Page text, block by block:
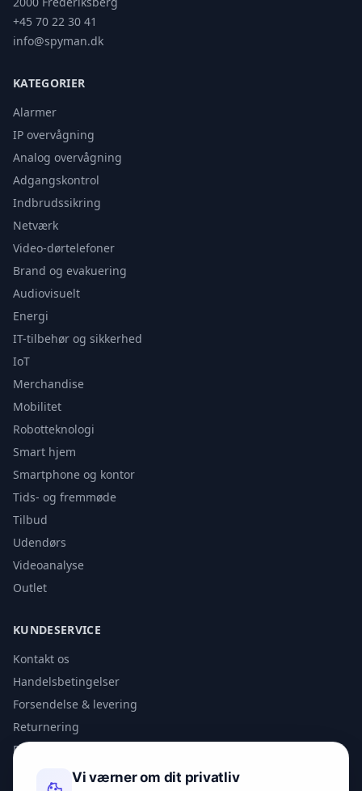
+45 70 22 30 41
info@spyman.dk
KATEGORIER
Alarmer
IP overvågning
Analog overvågning
Adgangskontrol
Indbrudssikring
Netværk
Video-dørtelefoner
Brand og evakuering
Audiovisuelt
Energi
IT-tilbehør og sikkerhed
IoT
Merchandise
Mobilitet
Robotteknologi
Smart hjem
Smartphone og kontor
Tids- og fremmøde
Tilbud
Udendørs
Videoanalyse
Outlet
KUNDESERVICE
Kontakt os
Handelsbetingelser
Forsendelse & levering
Returnering
Privatlivspolitik
Vi værner om dit privatliv